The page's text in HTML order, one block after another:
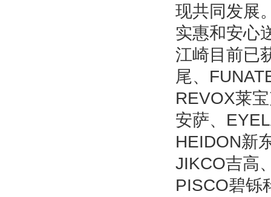
现共同发展
实惠和安心
江崎目前已
尾、
REVOX莱
安萨、
HEIDON新
JIKCO吉高
PISCO碧铄